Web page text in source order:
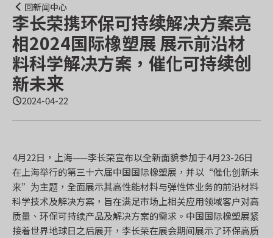
回新闻中心
李长荣携环保可持续解决方案亮
相2024国际橡塑展 展示前沿材
料科学解决方案，催化可持续创
新未来
2024-04-22
4月22日，上海——李长荣宣布以全新面貌参加于4月23-26日
在上海举行的第三十六届中国国际橡塑展，并以“催化创新未
来”为主题，全面展示其高性能材料与弹性体业务的前沿材料
科学技术及解决方案，旨在满足市场上相关应用领域客户对高
质量、环保可持续产品及解决方案的需求。中国国际橡塑展紧
接着世界地球日之后展开，李长荣在展会期间展示了环保高质